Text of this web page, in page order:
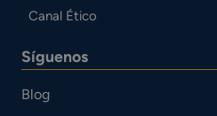
Canal Ético
Síguenos
Blog